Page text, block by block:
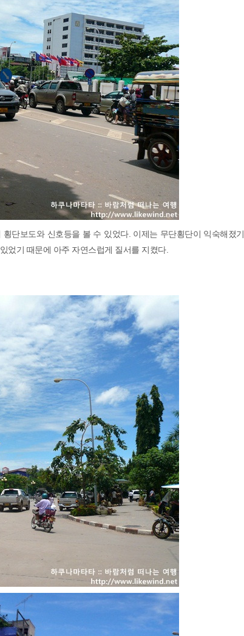
단보도와 신호등을 볼 수 있었다. 이제는 무단횡단이 익숙해졌기
었기 때문에 아주 자연스럽게 질서를 지켰다.